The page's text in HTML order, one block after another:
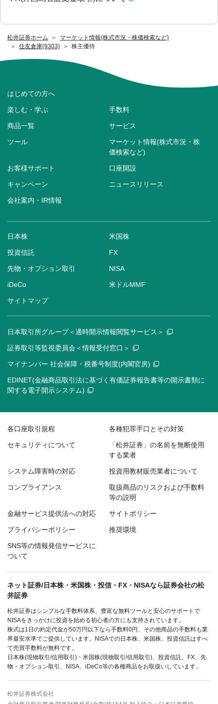
松井証券ホーム
マーケット情報(株式市況・株価検索など)
住友倉庫(9303)
株主優待
はじめての方へ
楽しむ・学ぶ 手数料
商品一覧 サービス
ツール
マーケット情報(株式市況・株
価検索など)
お客様サポート 口座開設
キャンペーン ニュースリリース
会社案内・IR情報
日本株 米国株
投資信託 FX
先物・オプション取引 NISA
iDeCo 米ドルMMF
サイトマップ
日本取引所グループ＜適時開示情報閲覧サービス＞
証券取引等監視委員会＜情報受付窓口＞
マイナンバー 社会保障・税番号制度(内閣官房)
EDINET(金融商品取引法に基づく有価証券報告書等の開示書類に
関する電子開示システム)
各口座取引規程 各種犯罪手口とその対策
セキュリティについて
「松井証券」の名前を無断使用
する業者
システム障害時の対応 投資用教材販売業者について
コンプライアンス
取扱商品のリスクおよび手数料
等の説明
金融サービス提供法への対応 サイトポリシー
プライバシーポリシー 推奨環境
SNS等の情報発信サービスに
ついて
ネット証券/日本株・米国株・投信・FX・NISAなら証券会社の松
井証券
松井証券はシンプルな手数料体系、豊富な無料ツールと安心のサポートで
NISAをきっかけに投資を始める初心者の方にも支持されています。
株式は1日の約定代金が50万円以下なら手数料0円、その他商品の手数料も業
界最安水準でご提供しています。NISAでの日本株、米国株、投資信託はすべ
て売買手数料が無料です。
日本株(現物取引/信用取引)・米国株(現物取引/信用取引)、投資信託、FX、先
物・オプション取引、NISA、iDeCo等の各種商品をお取扱いしています。
松井証券株式会社